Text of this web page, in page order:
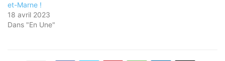
et-Marne !
18 avril 2023
Dans "En Une"